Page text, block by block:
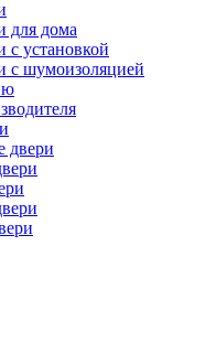
для дома
с установкой
с шумоизоляцией
двери